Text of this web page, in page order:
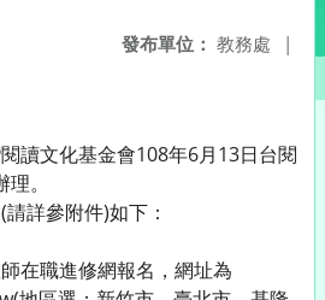
發布單位： 教務處 |
讀文化基金會108年6月13日台閱
。
詳參附件)如下：
在職進修網報名，網址為